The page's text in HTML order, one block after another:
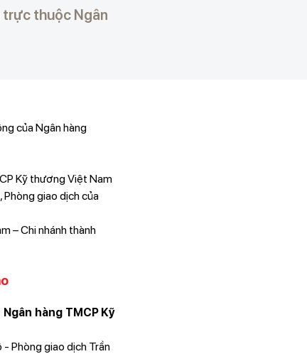
trực thuộc Ngân
của Ngân hàng
Kỹ thương Việt Nam
giao dịch của
– Chi nhánh thành
hàng TMCP Kỹ
Phòng giao dịch Trần